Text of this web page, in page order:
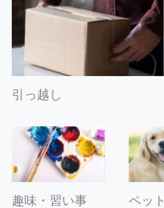
引っ越し
趣味・習い事 ペット